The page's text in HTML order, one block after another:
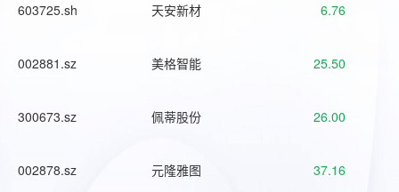
603725.sh 天安新材 6.76
002881.sz 美格智能 25.50
300673.sz 佩蒂股份 26.00
002878.sz 元隆雅图 37.16